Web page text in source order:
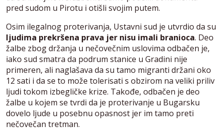
pred sudom u Pirotu i otišli svojim putem.
Osim ilegalnog proterivanja, Ustavni sud je utvrdio da su
ljudima prekršena prava jer nisu imali branioca. Deo
žalbe zbog držanja u nečovečnim uslovima odbačen je,
iako sud smatra da podrum stanice u Gradini nije
primeren, ali naglašava da su tamo migranti držani oko
12 sati i da se to može tolerisati s obzirom na veliki priliv
ljudi tokom izbegličke krize. Takođe, odbačen je deo
žalbe u kojem se tvrdi da je proterivanje u Bugarsku
dovelo ljude u posebnu opasnost jer im tamo preti
nečovečan tretman.